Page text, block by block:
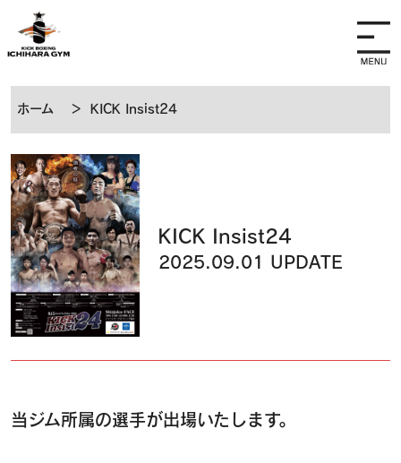
ホーム ＞ KICK Insist24
KICK Insist24
2025.09.01 UPDATE
当ジム所属の選手が出場いたします。